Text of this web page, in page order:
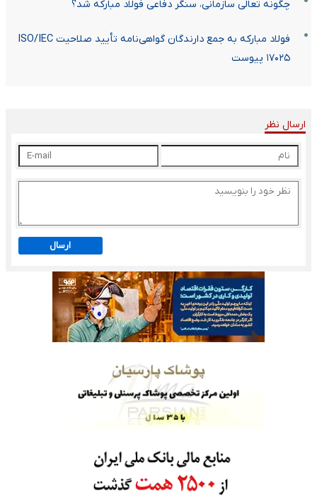
چگونه تعالی سازمانی، سنگر دفاعی فولاد مبارکه شد؟
فولاد مبارکه به جمع دارندگان گواهی‌نامه تأیید صلاحیت ISO/IEC
۱۷۰۲۵ پیوست
ارسال نظر
ارسال